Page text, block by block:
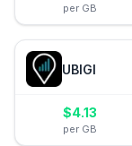
per GB
UBIGI
$4.13
per GB